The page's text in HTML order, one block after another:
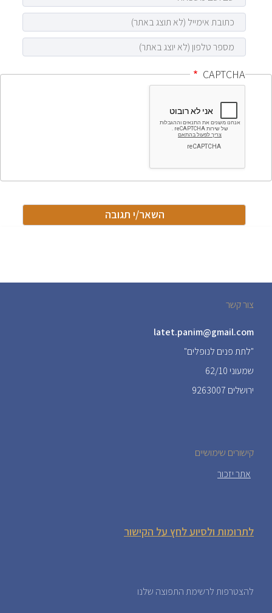
CAPTCHA
צור קשר
latet.panim@gmail.com
"לתת פנים לנופלים"
שמעוני 62/10
ירושלים 9263007
קישורים שימושיים
אתר יזכור
לתרומות ולסיוע לחץ על הקישור
להצטרפות לרשימת התפוצה שלנו